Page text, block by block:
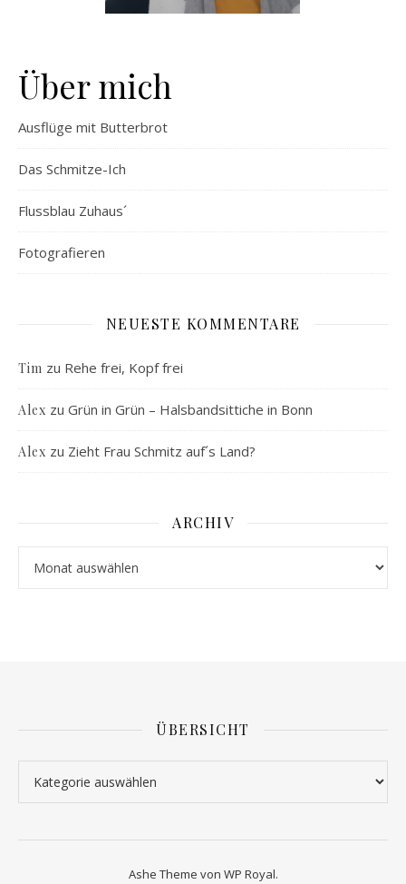
Über mich
Ausflüge mit Butterbrot
Das Schmitze-Ich
Flussblau Zuhaus´
Fotografieren
NEUESTE KOMMENTARE
Tim zu Rehe frei, Kopf frei
Alex zu Grün in Grün – Halsbandsittiche in Bonn
Alex zu Zieht Frau Schmitz auf´s Land?
ARCHIV
ÜBERSICHT
Ashe Theme von WP Royal.